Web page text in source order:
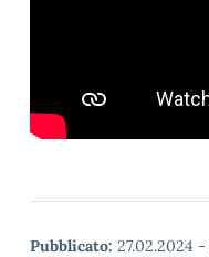
Pubblicato: 27.02.2024 -